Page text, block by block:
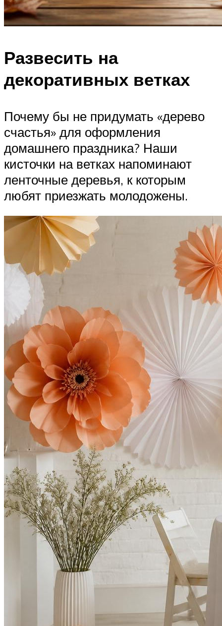
Развесить на
декоративных ветках
Почему бы не придумать «дерево
счастья» для оформления
домашнего праздника? Наши
кисточки на ветках напоминают
ленточные деревья, к которым
любят приезжать молодожены.